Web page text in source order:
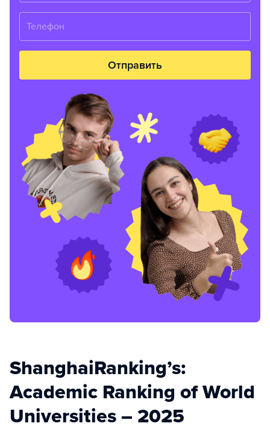
Телефон
Отправить
ShanghaiRanking’s:
Academic Ranking of World
Universities – 2025